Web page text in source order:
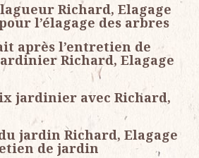
Richard, Elagage
l’élagage des arbres
après l’entretien de
Richard, Elagage
jardinier avec Richard,
jardin Richard, Elagage
de jardin